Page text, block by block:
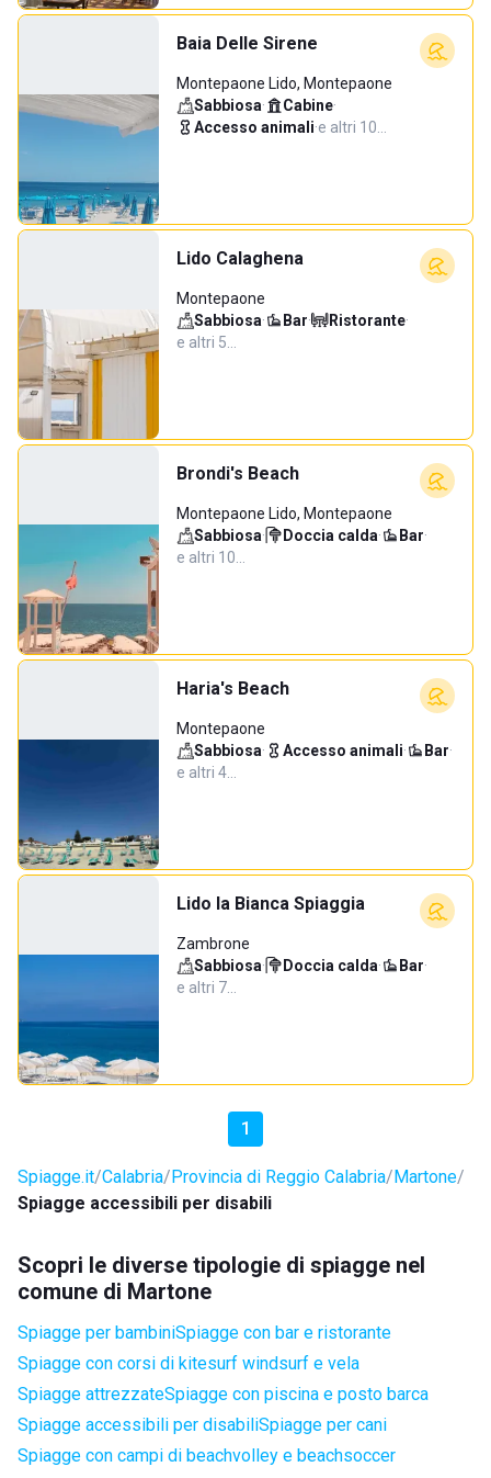
Baia Delle Sirene
Montepaone Lido, Montepaone
Sabbiosa· Cabine·
Accesso animali·e altri 10…
Lido Calaghena
Montepaone
Sabbiosa· Bar· Ristorante·
e altri 5…
Brondi's Beach
Montepaone Lido, Montepaone
Sabbiosa· Doccia calda· Bar·
e altri 10…
Haria's Beach
Montepaone
Sabbiosa· Accesso animali· Bar·
e altri 4…
Lido la Bianca Spiaggia
Zambrone
Sabbiosa· Doccia calda· Bar·
e altri 7…
1
Spiagge.it Calabria Provincia di Reggio Calabria Martone
Spiagge accessibili per disabili
Scopri le diverse tipologie di spiagge nel
comune di Martone
Spiagge per bambiniSpiagge con bar e ristorante
Spiagge con corsi di kitesurf windsurf e vela
Spiagge attrezzateSpiagge con piscina e posto barca
Spiagge accessibili per disabiliSpiagge per cani
Spiagge con campi di beachvolley e beachsoccer